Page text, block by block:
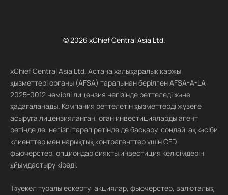
© 2026 xChief Central Asia Ltd.
xChief Central Asia Ltd. Астана халықаралық қаржы
қызметтері органы (AFSA) тарапынан берілген AFSA-A-LA-
2025-0012 нөмірлі лицензия негізінде реттеледі және
қадағаланады. Компания реттелетін қызметтерді жүзеге
асыруға лицензияланған, оған инвестицияларды агент
ретінде де, негізгі тарап ретінде де басқару, сондай-ақ кәсіби
клиенттер мен нарықтық контрагенттер үшін CFD,
фьючерстер, опциондар сияқты инвестиция келісімдерін
ұйымдастыру кіреді.
Тәуекел туралы ескерту: акциялар, фьючерстер, валюталық